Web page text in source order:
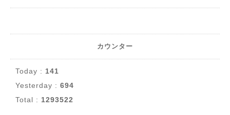
カウンター
Today : 141
Yesterday : 694
Total : 1293522